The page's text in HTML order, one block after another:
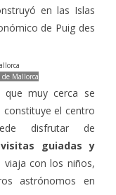
en las Islas
de Puig des
Mallorca
que muy cerca se
constituye el centro
disfrutar de
guiadas y
viaja con los niños,
astrónomos en